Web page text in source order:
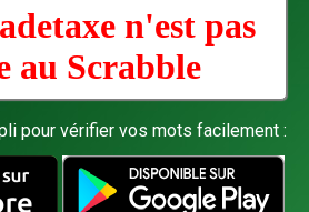
n'est pas
au Scrabble
pour vérifier vos mots facilement :